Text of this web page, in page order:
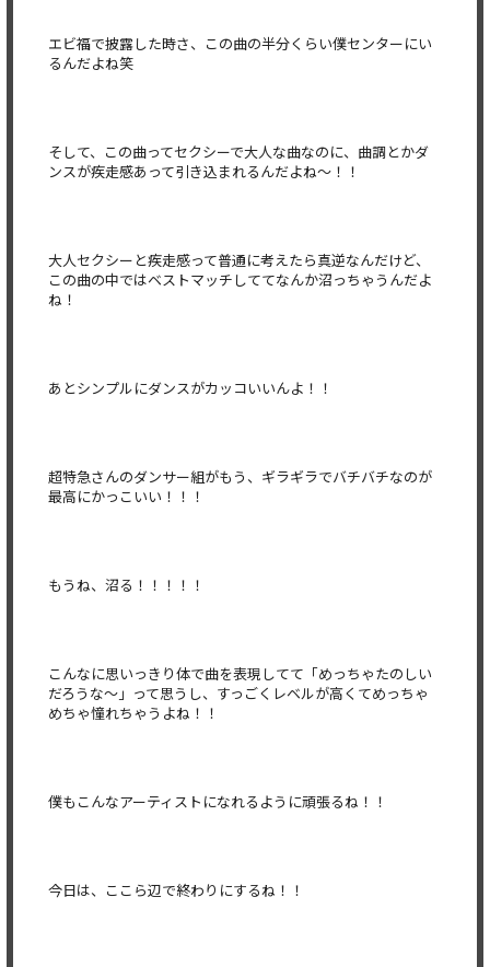
エビ福で披露した時さ、この曲の半分くらい僕センターにい
るんだよね笑
そして、この曲ってセクシーで大人な曲なのに、曲調とかダ
ンスが疾走感あって引き込まれるんだよね〜！！
大人セクシーと疾走感って普通に考えたら真逆なんだけど、
この曲の中ではベストマッチしててなんか沼っちゃうんだよ
ね！
あとシンプルにダンスがカッコいいんよ！！
超特急さんのダンサー組がもう、ギラギラでバチバチなのが
最高にかっこいい！！！
もうね、沼る！！！！！
こんなに思いっきり体で曲を表現してて「めっちゃたのしい
だろうな〜」って思うし、すっごくレベルが高くてめっちゃ
めちゃ憧れちゃうよね！！
僕もこんなアーティストになれるように頑張るね！！
今日は、ここら辺で終わりにするね！！